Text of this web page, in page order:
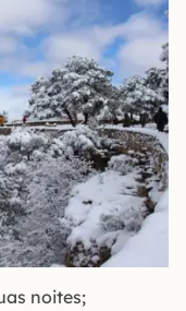
noites;